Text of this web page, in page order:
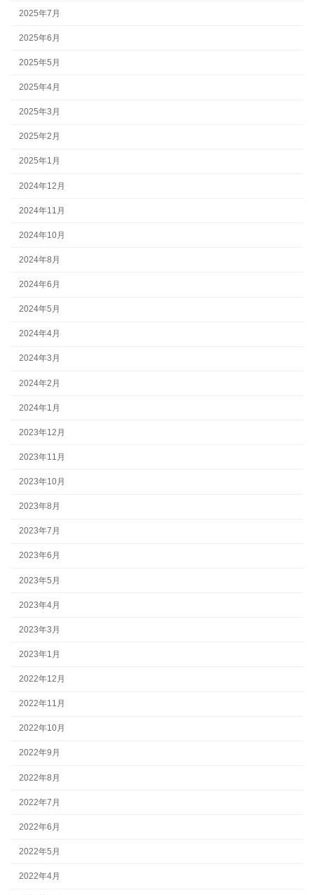
2025年7月
2025年6月
2025年5月
2025年4月
2025年3月
2025年2月
2025年1月
2024年12月
2024年11月
2024年10月
2024年8月
2024年6月
2024年5月
2024年4月
2024年3月
2024年2月
2024年1月
2023年12月
2023年11月
2023年10月
2023年8月
2023年7月
2023年6月
2023年5月
2023年4月
2023年3月
2023年1月
2022年12月
2022年11月
2022年10月
2022年9月
2022年8月
2022年7月
2022年6月
2022年5月
2022年4月